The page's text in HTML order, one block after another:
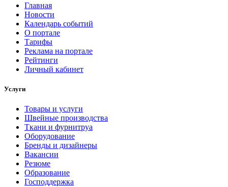
Главная
Новости
Календарь событий
О портале
Тарифы
Реклама на портале
Рейтинги
Личный кабинет
Услуги
Товары и услуги
Швейные производства
Ткани и фурнитруа
Оборудование
Бренды и дизайнеры
Вакансии
Резюме
Образование
Господдержка